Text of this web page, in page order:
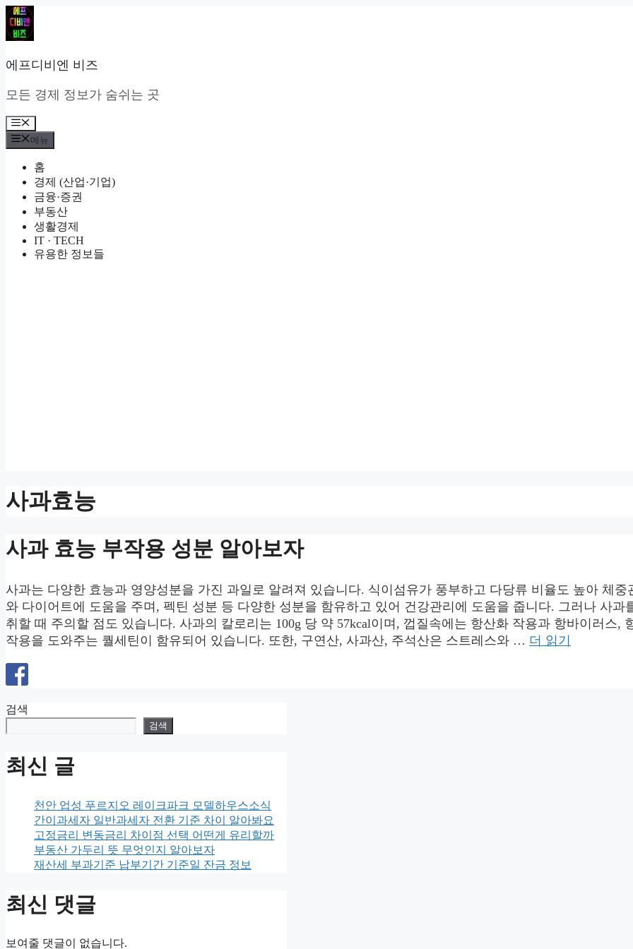
컨
텐
츠
건
뛰
기
에프디비엔 비즈
모든 경제 정보가 숨쉬는 곳
메
뉴
메뉴
홈
경제 (산업·기업)
금융·증권
부동산
생활경제
IT · TECH
유용한 정보들
사과효능
사과 효능 부작용 성분 알아보자
사과는 다양한 효능과 영양성분을 가진 과일로 알려져 있습니다. 식이섬유가 풍부하고 다당류 비율도 높아 체중
와 다이어트에 도움을 주며, 펙틴 성분 등 다양한 성분을 함유하고 있어 건강관리에 도움을 줍니다. 그러나 사과
취할 때 주의할 점도 있습니다. 사과의 칼로리는 100g 당 약 57kcal이며, 껍질속에는 항산화 작용과 항바이러스,
작용을 도와주는 퀄세틴이 함유되어 있습니다. 또한, 구연산, 사과산, 주석산은 스트레스와 … 더 읽기
검색
검색
최신 글
천안 업성 푸르지오 레이크파크 모델하우스소식
간이과세자 일반과세자 전환 기준 차이 알아봐요
고정금리 변동금리 차이점 선택 어떤게 유리할까
부동산 가두리 뜻 무엇인지 알아보자
재산세 부과기준 납부기간 기준일 잔금 정보
최신 댓글
보여줄 댓글이 없습니다.